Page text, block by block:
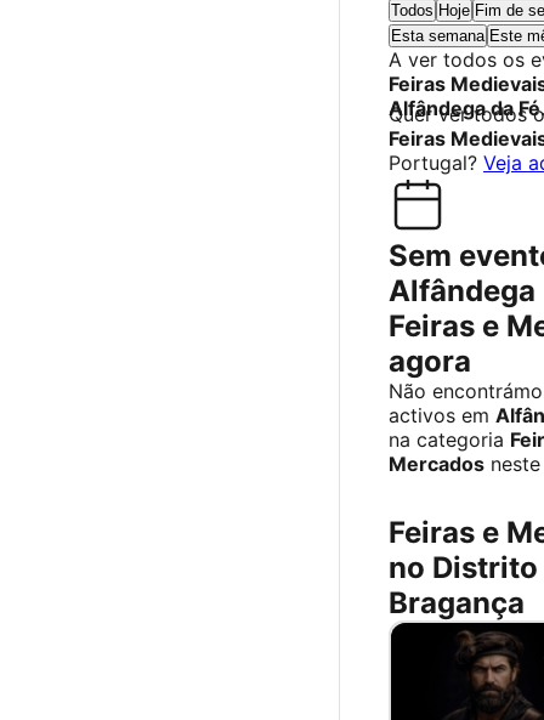
Todos Hoje Fim de
Esta semana Este
A ver todos os
Feiras
Alfândega da Fé.
Quer ver todos
Feiras
Portugal? Veja
Sem
Alfândega
Feiras e
agora
Não
activos em
na categoria
Mercados
Feiras e
no Distrito
Bragança